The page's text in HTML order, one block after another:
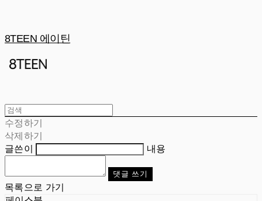
8TEEN 에이틴
수정하기
삭제하기
글쓴이
내용
댓글 쓰기
목록으로 가기